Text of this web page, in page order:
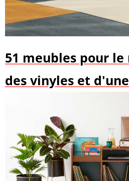
51 meubles pour
des vinyles et